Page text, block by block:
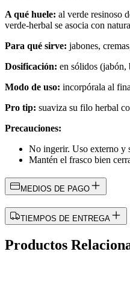
A qué huele: al verde resinoso
verde-herbal se asocia con
Para qué sirve: jabones,
Dosificación: en sólidos (jabón,
Modo de uso: incorpórala al
Pro tip: suaviza su filo herbal
Precauciones:
No ingerir. Uso externo y
Mantén el frasco bien
MEDIOS DE PAGO
TIEMPOS DE ENTREGA
Productos